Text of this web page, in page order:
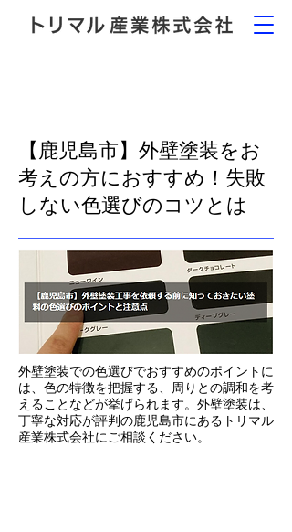
【鹿児島市】外壁塗装をお
考えの方におすすめ！失敗
しない色選びのコツとは
外壁塗装での色選びでおすすめのポイントに
は、色の特徴を把握する、周りとの調和を考
えることなどが挙げられます。外壁塗装は、
丁寧な対応が評判の鹿児島市にあるトリマル
産業株式会社にご相談ください。